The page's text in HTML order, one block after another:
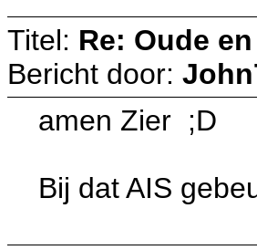
Titel: Re: Oude
Bericht door:
amen Zier ;D
Bij dat AIS